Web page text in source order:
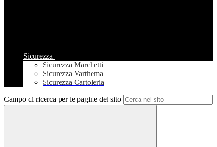
Sicurezza
Sicurezza Marchetti
Sicurezza Varthema
Sicurezza Cartoleria
Campo di ricerca per le pagine del sito